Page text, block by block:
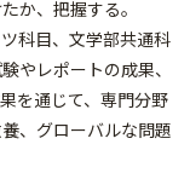
か、把握する。
科目、文学部共通科
やレポートの成果、
を通じて、専門分野
、グローバルな問題